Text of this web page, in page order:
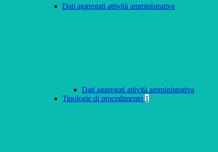
Dati aggregati attività amministrativa
Dati aggregati attività amministrativa
Tipologie di procedimento 1